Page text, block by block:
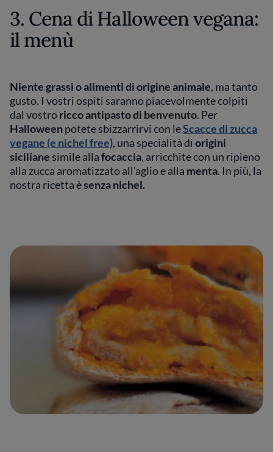
3. Cena di Halloween vegana:
il menù
Niente grassi o alimenti di origine animale, ma tanto
gusto. I vostri ospiti saranno piacevolmente colpiti
dal vostroricco antipasto di benvenuto. Per
Halloweenpotete sbizzarrirvi con leScacce di zucca
vegane (e nichel free), una specialità diorigini
sicilianesimile allafocaccia, arricchite con un ripieno
alla zucca aromatizzato all'aglio e alla menta. In più, la
nostra ricetta èsenza nichel.